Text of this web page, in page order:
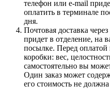
телефон или e-mail
оплатить в терминале
дня.
Почтовая доставка
придет в отделение, на
посылке. Перед
коробки: вес,
самостоятельно вы
Один заказ может
его стоимость не